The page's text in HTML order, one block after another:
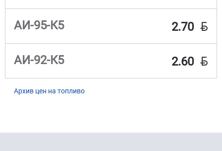
АИ-95-К5 2.70 BYN
АИ-92-К5 2.60 BYN
Архив цен на топливо